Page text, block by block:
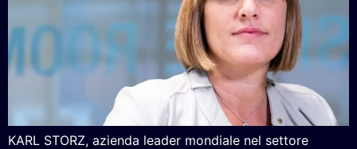
KARL STORZ, azienda leader mondiale nel settore